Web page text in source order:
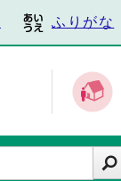
ふりがな